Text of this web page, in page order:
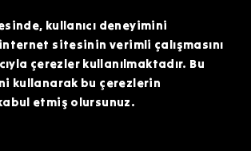
İLETİŞİME GEÇEBİLİRSİNİZ. SİZE EN İYİ FIRSATLARI
SUNMAK İÇİN BURADAYIZ!
kullanıcı deneyimini
sitesinin verimli çalışmasını
çerezler kullanılmaktadır. Bu
kullanarak bu çerezlerin
etmiş olursunuz.
ARDİTİ TACTİCAL SİLİKON PATCH